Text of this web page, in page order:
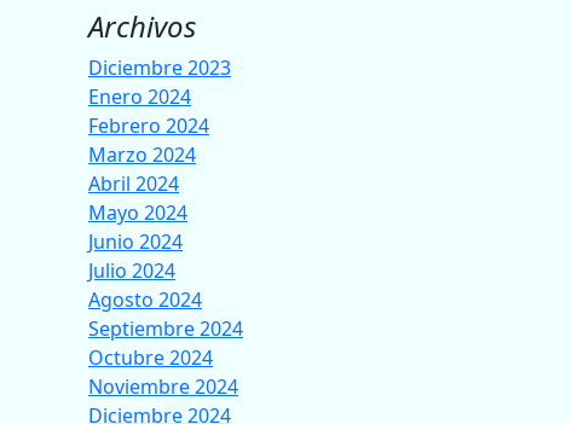
Archivos
Diciembre 2023
Enero 2024
Febrero 2024
Marzo 2024
Abril 2024
Mayo 2024
Junio 2024
Julio 2024
Agosto 2024
Septiembre 2024
Octubre 2024
Noviembre 2024
Diciembre 2024